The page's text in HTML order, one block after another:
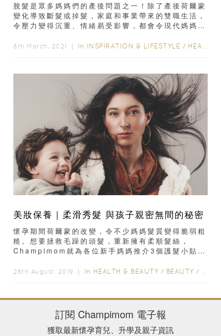
脫髮是眾多媽媽們的產後問題之一！除了產後荷爾蒙
變化導致斷髮或掉髮，家庭和事業帶來的雙職生活，
令壓力變得沉重、情緒易受影響，都會令現代媽媽隨
8th March, 2021 ｜ In INSPIRATION & LIFESTYLE / HEALTH & BEAUTY
美妝保養｜柔滑秀髮 與孩子親密無間的秘密
懷孕期間荷爾蒙的改變，令不少媽媽髮質變得脆弱粗
糙。想要拯救毛躁的頭髮，重新擁有柔順髮絲，
Champimom就為各位新手媽媽推介3個護髮小貼
時...
26th August, 2019 ｜ In HEALTH & BEAUTY / BEAUTY /
訂閱 Champimom 電子報
獲取最新懷孕育兒、升學及親子資訊